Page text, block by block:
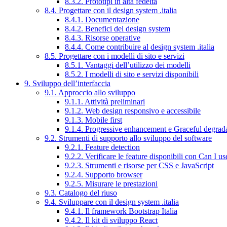
8.4. Progettare con il design system .italia
8.4.1. Documentazione
8.4.2. Benefici del design system
8.4.3. Risorse operative
8.4.4. Come contribuire al design system .italia
8.5. Progettare con i modelli di sito e servizi
8.5.1. Vantaggi dell’utilizzo dei modelli
8.5.2. I modelli di sito e servizi disponibili
9. Sviluppo dell’interfaccia
9.1. Approccio allo sviluppo
9.1.1. Attività preliminari
9.1.2. Web design responsivo e accessibile
9.1.3. Mobile first
9.1.4. Progressive enhancement e Graceful
9.2. Strumenti di supporto allo sviluppo del software
9.2.1. Feature detection
9.2.2. Verificare le feature disponibili con Can I
9.2.3. Strumenti e risorse per CSS e JavaScript
9.2.4. Supporto browser
9.2.5. Misurare le prestazioni
9.3. Catalogo del riuso
9.4. Sviluppare con il design system .italia
9.4.1. Il framework Bootstrap Italia
9.4.2. Il kit di sviluppo React